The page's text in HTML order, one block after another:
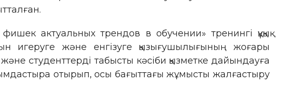
актуальных трендов в обучении» тренингі құқық
игеруге және енгізуге қызығушылығының жоғары
студенттерді табысты кәсіби қызметке дайындауға
отырып, осы бағыттағы жұмысты жалғастыру